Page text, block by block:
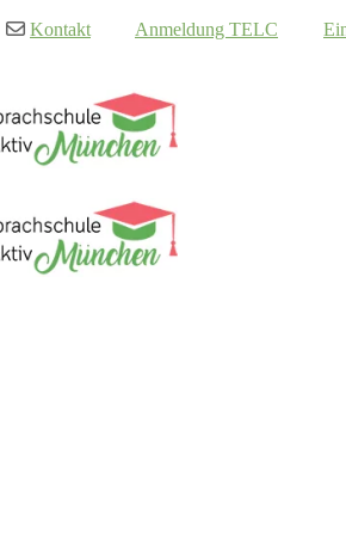
Kontakt Anmeldung TELC